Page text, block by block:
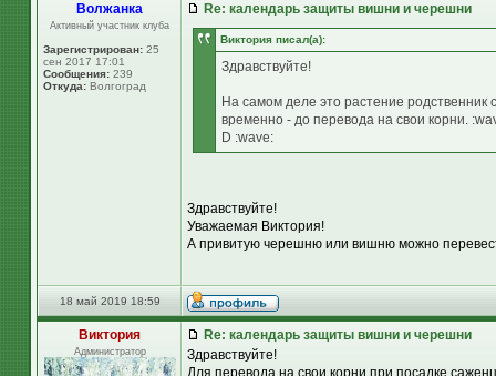
Волжанка
Активный участник клуба
Зарегистрирован: 25
сен 2017 17:01
Сообщения: 239
Откуда: Волгоград
Re: календарь защиты вишни и черешни
Виктория писал(а):
Здравствуйте!
На самом деле это растение
временно - до перевода на свои корни.
D :wave:
Здравствуйте!
Уважаемая Виктория!
А привитую черешню или вишню можно
18 май 2019 18:59
Виктория
Администратор
Re: календарь защиты вишни и черешни
Здравствуйте!
Для перевода на свои корни при посадке